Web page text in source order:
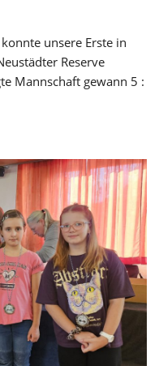
unsere Erste in
Reserve
Mannschaft gewann 5 :